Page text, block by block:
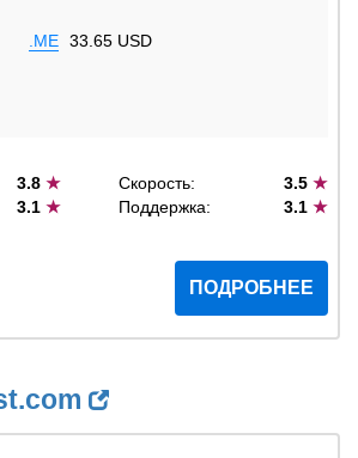
.ME 33.65 USD
3.8★ Скорость: 3.5 ★
3.1★ Поддержка: 3.1 ★
ПОДРОБНЕЕ